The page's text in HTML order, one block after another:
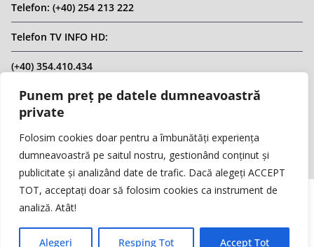
Punem preț pe datele dumneavoastră
private
Folosim cookies doar pentru a îmbunătăți experiența
dumneavoastră pe saitul nostru, gestionând conținut și
publicitate și analizând date de trafic. Dacă alegeți ACCEPT
TOT, acceptați doar să folosim cookies ca instrument de
analiză. Atât!
Alegeri Resping Tot Accept Tot
Telefon: (+40) 254 213 222
Telefon TV INFO HD:
(+40) 354.410.434
Email: infohd20@gmail.com
Website: www.replicahd.ro